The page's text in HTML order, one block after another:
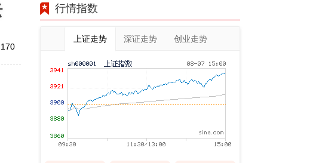
170
行情指数
上证走势 深证走势 创业走势